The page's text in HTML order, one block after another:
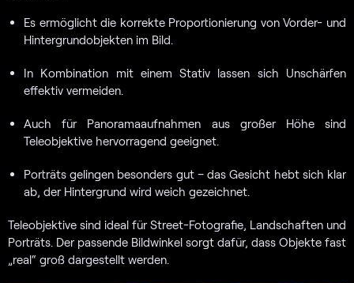
Es ermöglicht die korrekte Proportionierung von Vorder- und
Hintergrundobjekten im Bild.
In Kombination mit einem Stativ lassen sich Unschärfen
effektiv vermeiden.
Auch für Panoramaaufnahmen aus großer Höhe sind
Teleobjektive hervorragend geeignet.
Porträts gelingen besonders gut – das Gesicht hebt sich klar
ab, der Hintergrund wird weich gezeichnet.
Teleobjektive sind ideal für Street-Fotografie, Landschaften und
Porträts. Der passende Bildwinkel sorgt dafür, dass Objekte fast
„real“ groß dargestellt werden.